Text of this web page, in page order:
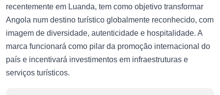
recentemente em Luanda, tem como objetivo transformar
Angola num destino turístico globalmente reconhecido, com
imagem de diversidade, autenticidade e hospitalidade. A
marca funcionará como pilar da promoção internacional do
país e incentivará investimentos em infraestruturas e
serviços turísticos.